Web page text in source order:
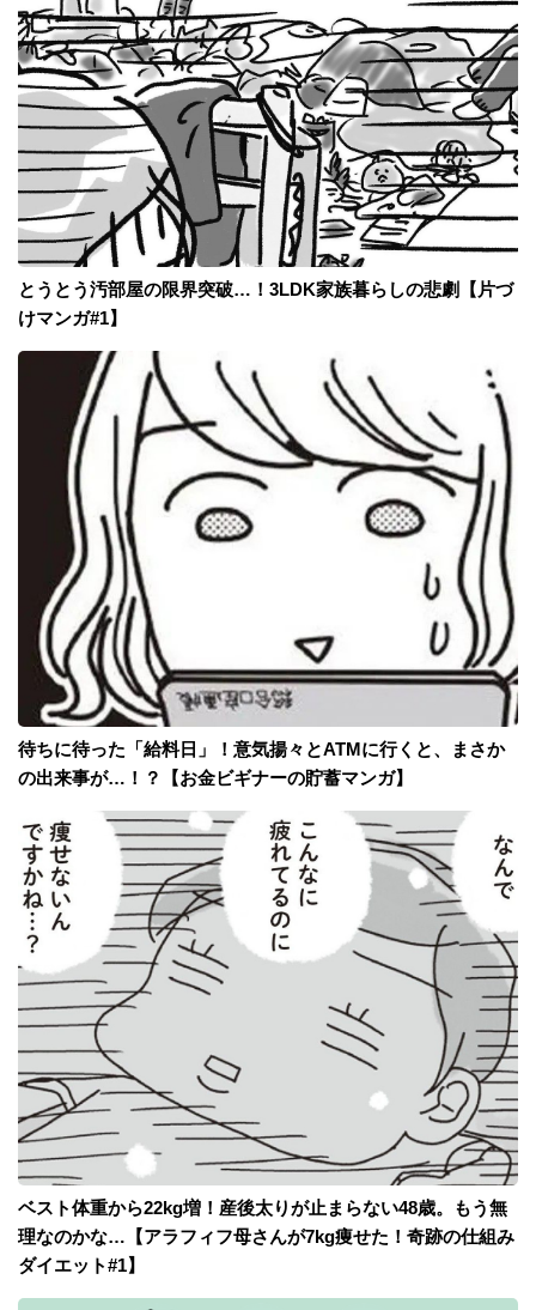
とうとう汚部屋の限界突破…！3LDK家族暮らしの悲劇【片づ
けマンガ#1】
待ちに待った「給料日」！意気揚々とATMに行くと、まさか
の出来事が…！？【お金ビギナーの貯蓄マンガ】
ベスト体重から22kg増！産後太りが止まらない48歳。もう無
理なのかな…【アラフィフ母さんが7kg痩せた！奇跡の仕組み
ダイエット#1】